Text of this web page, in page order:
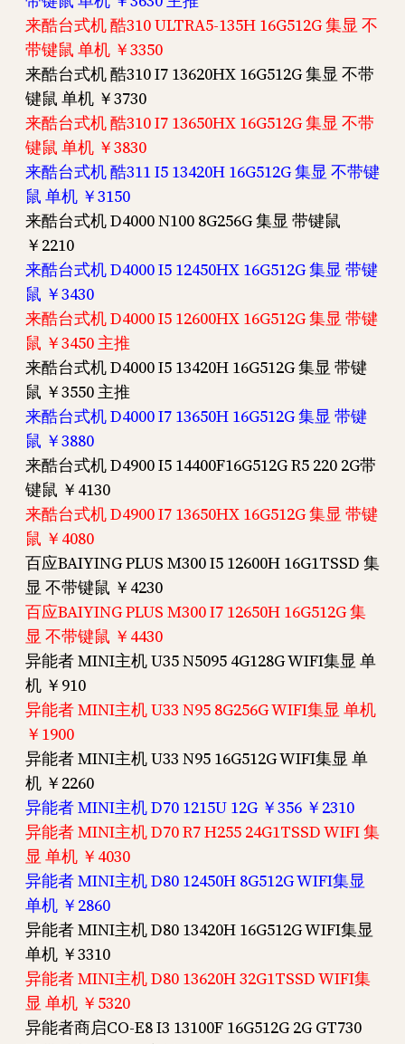
来酷台式机 酷310 ULTRA5-135H 16G512G 集显 不
带键鼠 单机 ￥3350
来酷台式机 酷310 I7 13620HX 16G512G 集显 不带
键鼠 单机 ￥3730
来酷台式机 酷310 I7 13650HX 16G512G 集显 不带
键鼠 单机 ￥3830
来酷台式机 酷311 I5 13420H 16G512G 集显 不带键
鼠 单机 ￥3150
来酷台式机 D4000 N100 8G256G 集显 带键鼠
￥2210
来酷台式机 D4000 I5 12450HX 16G512G 集显 带键
鼠 ￥3430
来酷台式机 D4000 I5 12600HX 16G512G 集显 带键
鼠 ￥3450 主推
来酷台式机 D4000 I5 13420H 16G512G 集显 带键
鼠 ￥3550 主推
来酷台式机 D4000 I7 13650H 16G512G 集显 带键
鼠 ￥3880
来酷台式机 D4900 I5 14400F16G512G R5 220 2G带
键鼠 ￥4130
来酷台式机 D4900 I7 13650HX 16G512G 集显 带键
鼠 ￥4080
百应BAIYING PLUS M300 I5 12600H 16G1TSSD 集
显 不带键鼠 ￥4230
百应BAIYING PLUS M300 I7 12650H 16G512G 集
显 不带键鼠 ￥4430
异能者 MINI主机 U35 N5095 4G128G WIFI集显 单
机 ￥910
异能者 MINI主机 U33 N95 8G256G WIFI集显 单机
￥1900
异能者 MINI主机 U33 N95 16G512G WIFI集显 单
机 ￥2260
异能者 MINI主机 D70 1215U 12G ￥356 ￥2310
异能者 MINI主机 D70 R7 H255 24G1TSSD WIFI 集
显 单机 ￥4030
异能者 MINI主机 D80 12450H 8G512G WIFI集显
单机 ￥2860
异能者 MINI主机 D80 13420H 16G512G WIFI集显
单机 ￥3310
异能者 MINI主机 D80 13620H 32G1TSSD WIFI集
显 单机 ￥5320
异能者商启CO-E8 I3 13100F 16G512G 2G GT730